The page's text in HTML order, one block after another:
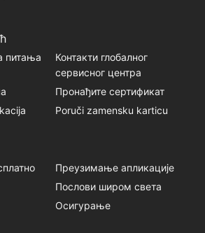
питања
Контакти глобалног
сервисног центра
Пронађите сертификат
Poruči zamensku karticu
Преузимање апликације
Послови широм света
Осигурање